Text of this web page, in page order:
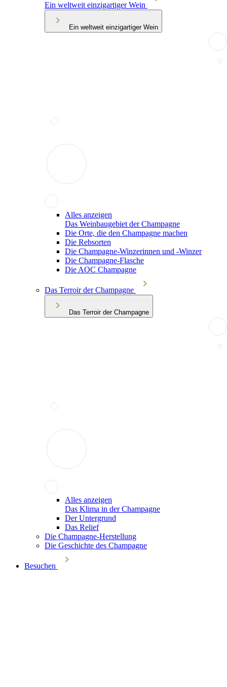
Ein weltweit einzigartiger Wein
Ein weltweit einzigartiger Wein
Alles anzeigen
Das Weinbaugebiet der Champagne
Die Orte, die den Champagne machen
Die Rebsorten
Die Champagne-Winzerinnen und -Winzer
Die Champagne-Flasche
Die AOC Champagne
Das Terroir der Champagne
Das Terroir der Champagne
Alles anzeigen
Das Klima in der Champagne
Der Untergrund
Das Relief
Die Champagne-Herstellung
Die Geschichte des Champagne
Besuchen